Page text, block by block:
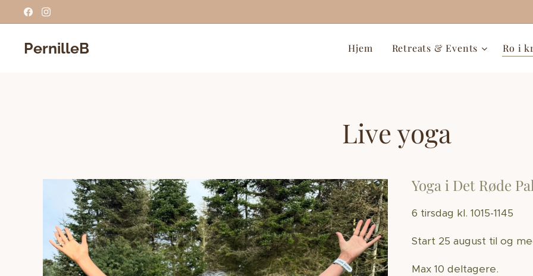
PernilleB Hjem Retreats & Events Ro i
Live yoga
Yoga i Det Røde
6 tirsdag kl. 1015-1145
Start 25 august til og
Max 10 deltagere.